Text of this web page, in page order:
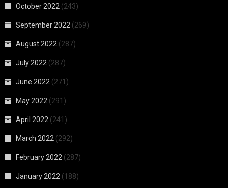
October 2022 (243)
September 2022 (269)
August 2022 (287)
July 2022 (287)
June 2022 (271)
May 2022 (291)
April 2022 (241)
March 2022 (292)
February 2022 (287)
January 2022 (188)